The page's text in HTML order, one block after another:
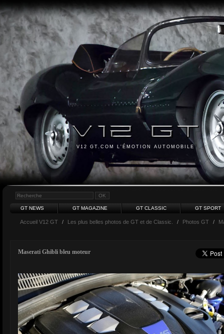
V12 GT.COM L'ÉMOTION AUTOMOBILE
GT NEWS GT MAGAZINE GT CLASSIC GT SPORT
Accueil V12 GT / Les plus belles photos de GT et de Classic. / Photos GT /
Maserati Ghibli bleu moteur